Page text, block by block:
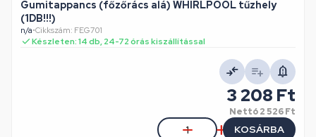
Gumitappancs (főzőrács alá) WHIRLPOOL tűzhely
(1DB!!!)
n/a•Cikkszám: FEG701
Készleten: 14 db, 24-72 órás kiszállítással
3 208 Ft
Nettó2 526 Ft
KOSÁRBA